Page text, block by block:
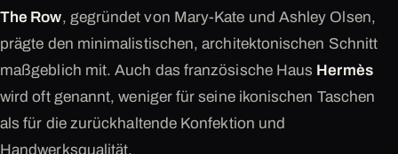
The Row, gegründet von Mary-Kate und Ashley Olsen,
prägte den minimalistischen, architektonischen Schnitt
maßgeblich mit. Auch das französische Haus Hermès
wird oft genannt, weniger für seine ikonischen Taschen
als für die zurückhaltende Konfektion und
Handwerksqualität.